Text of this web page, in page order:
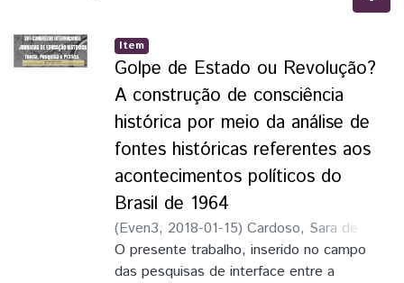
Item
Golpe de Estado ou Revolução?
A construção de consciência
histórica por meio da análise de
fontes históricas referentes aos
acontecimentos políticos do
Brasil de 1964
(Even3, 2018-01-15) Cardoso, Sara de
Souza;Alves, Ronaldo Cardoso
O presente trabalho, inserido no campo
das pesquisas de interface entre a